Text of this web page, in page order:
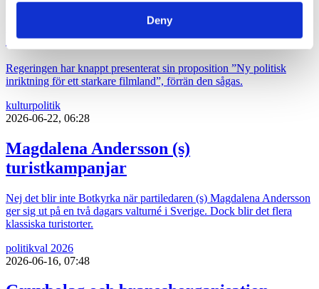
Deny
2026-06-22, 12:13
Regeringens nya filmpolitik sågas
Regeringen har knappt presenterat sin proposition ”Ny politisk
inriktning för ett starkare filmland”, förrän den sågas.
kulturpolitik
2026-06-22, 06:28
Magdalena Andersson (s)
turistkampanjar
Nej det blir inte Botkyrka när partiledaren (s) Magdalena Andersson
ger sig ut på en två dagars valturné i Sverige. Dock blir det flera
klassiska turistorter.
politikval 2026
2026-06-16, 07:48